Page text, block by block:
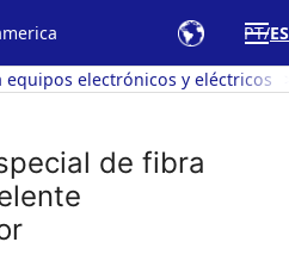
PT ES
equipos electrónicos y eléctricos
de fibra